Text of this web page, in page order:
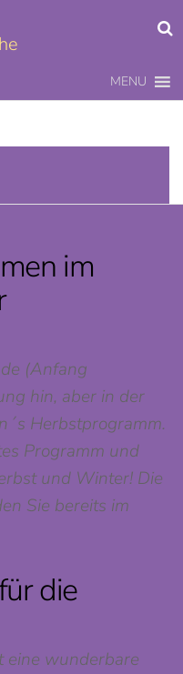
MENU
im
(Anfang
hin, aber in der
Herbstprogramm.
Programm und
und Winter! Die
Sie bereits im
die
eine wunderbare